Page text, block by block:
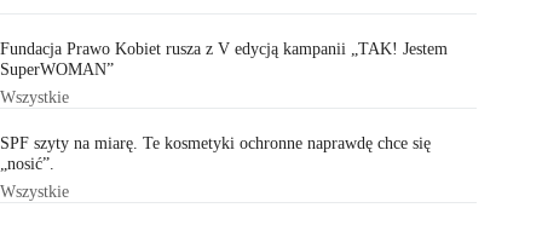
Fundacja Prawo Kobiet rusza z V edycją kampanii „TAK! Jestem
SuperWOMAN”
Wszystkie
SPF szyty na miarę. Te kosmetyki ochronne naprawdę chce się
„nosić”.
Wszystkie